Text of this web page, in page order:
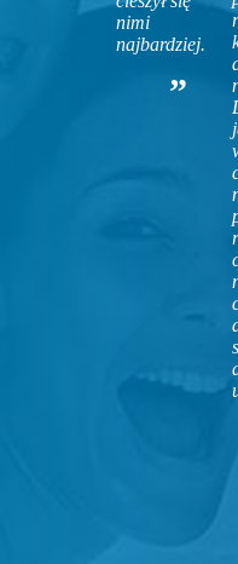
nimi
najbardziej.